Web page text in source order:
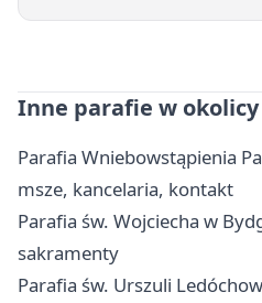
Inne parafie w okolicy
Parafia Wniebowstąpienia
msze, kancelaria, kontakt
Parafia św. Wojciecha w
sakramenty
Parafia św. Urszuli